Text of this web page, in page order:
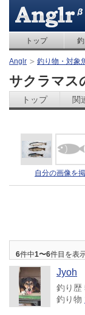
トップ
Anglr 釣り物・対象
サクラマス
トップ 関
自分の画像を
6件中1〜6件目を表
Jyoh
釣り歴
釣り物